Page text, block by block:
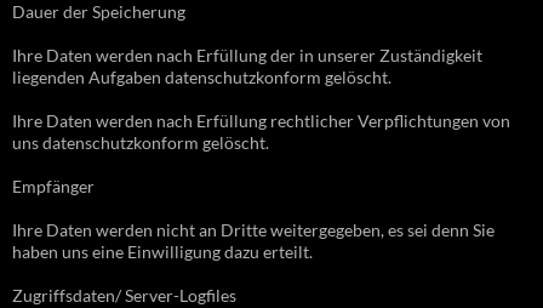
Dauer der Speicherung
Ihre Daten werden nach Erfüllung der in unserer Zuständigkeit
liegenden Aufgaben datenschutzkonform gelöscht.
Ihre Daten werden nach Erfüllung rechtlicher Verpflichtungen von
uns datenschutzkonform gelöscht.
Empfänger
Ihre Daten werden nicht an Dritte weitergegeben, es sei denn Sie
haben uns eine Einwilligung dazu erteilt.
Zugriffsdaten/ Server-Logfiles